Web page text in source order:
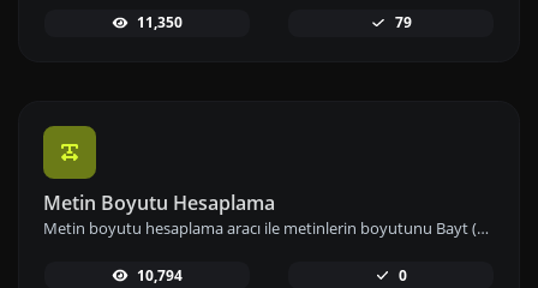
11,350 79
Metin Boyutu Hesaplama
Metin boyutu hesaplama aracı ile metinlerin boyutunu Bayt (B), Kilobayt (KB) veya Megabayt (MB) cinsinden anında hesaplayın ve veri kullanımınızı etkin biçimde yönetin.
10,794 0